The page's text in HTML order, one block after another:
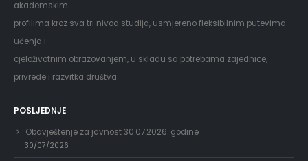
akademskim
profilima kroz sva tri nivoa studija, usmjereno fleksibilnim putevima
učenja i
cjeloživotnim obrazovanjem, u skladu sa potrebama zajednice,
privrede i razvitka društva.
POSLJEDNJE
Obavještenje za javnost 30.07.2026. godine
30/07/2026